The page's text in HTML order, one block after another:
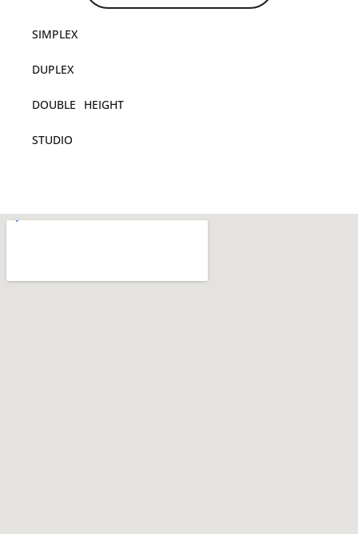
SIMPLEX
DUPLEX
DOUBLE HEIGHT
STUDIO